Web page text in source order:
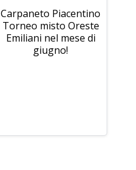
Carpaneto Piacentino
Torneo misto Oreste
Emiliani nel mese di
giugno!